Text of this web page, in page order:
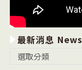
最新消息 News
選取分類